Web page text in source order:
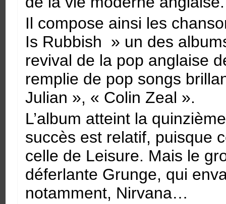
Il compose ainsi les
Is Rubbish » un des
revival de la pop anglaise
remplie de pop songs
Julian », « Colin Zeal ».
L’album atteint la
succès est relatif, puisque
celle de Leisure. Mais le
déferlante Grunge, qui
notamment, Nirvana…